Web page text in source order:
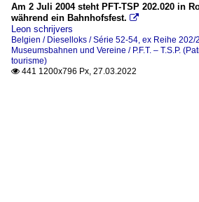
Am 2 Juli 2004 steht PFT-TSP 202.020 in
während ein Bahnhofsfest. 
Leon schrijvers
Belgien / Dieselloks / Série 52-54, ex Reihe 202/
Museumsbahnen und Vereine / P.F.T. – T.S.P.
tourisme)
 441 1200x796 Px, 27.03.2022